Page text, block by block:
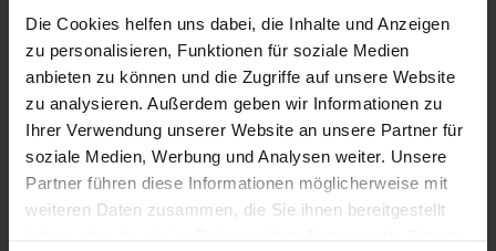
Die Cookies helfen uns dabei, die Inhalte und Anzeigen
zu personalisieren, Funktionen für soziale Medien
anbieten zu können und die Zugriffe auf unsere Website
zu analysieren. Außerdem geben wir Informationen zu
Ihrer Verwendung unserer Website an unsere Partner für
soziale Medien, Werbung und Analysen weiter. Unsere
Partner führen diese Informationen möglicherweise mit
weiteren Daten zusammen, die Sie ihnen bereitgestellt
ZUR FORMENÜBERSICHT